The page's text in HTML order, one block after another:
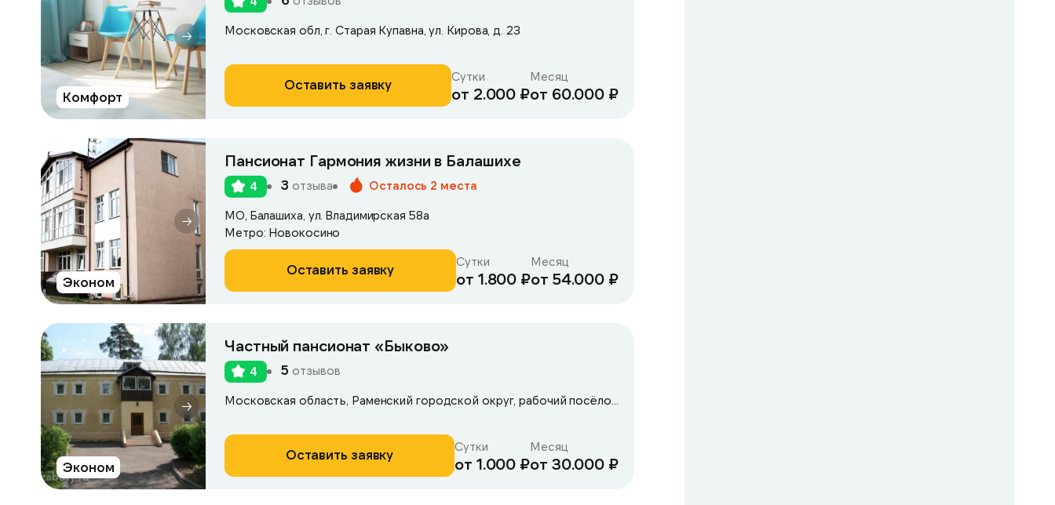
Комфорт
Московская обл, г. Старая Купавна, ул. Кирова, д. 23
Оставить заявку Сутки
от 2.000 ₽
Месяц
от 60.000 ₽
Эконом
Пансионат Гармония жизни в Балашихе
4 3 отзыва Осталось 2 места
МО, Балашиха, ул. Владимирская 58а
Метро: Новокосино
Оставить заявку Сутки
от 1.800 ₽
Месяц
от 54.000 ₽
Эконом
Частный пансионат «Быково»
4 5 отзывов
Оставить заявку Сутки
от 1.000 ₽
Месяц
от 30.000 ₽